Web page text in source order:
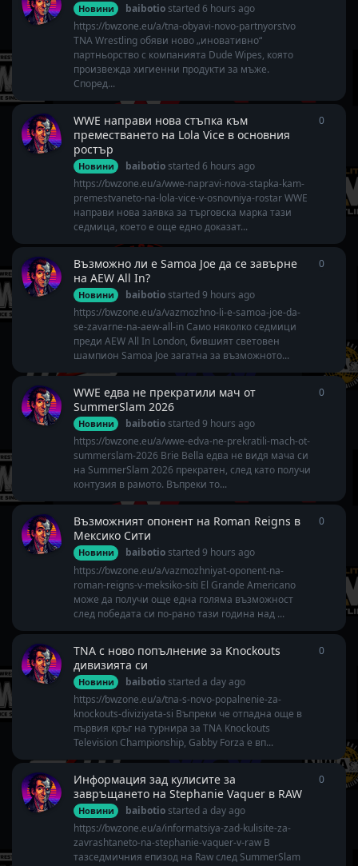
Новини baibotiostarted6 hours ago
https://bwzone.eu/a/tna-obyavi-novo-partnyorstvo
TNA Wrestling обяви ново „иновативно“
партньорство с компанията Dude Wipes, която
произвежда хигиенни продукти за мъже.
Според...
WWE направи нова стъпка към
преместването на Lola Vice в основния
ростър
Новини baibotiostarted6 hours ago
https://bwzone.eu/a/wwe-napravi-nova-stapka-kam-
premestvaneto-na-lola-vice-v-osnovniya-rostar WWE
направи нова заявка за търговска марка тази
седмица, което е още едно доказат...
0
Възможно ли е Samoa Joe да се завърне
на AEW All In?
Новини baibotiostarted9 hours ago
https://bwzone.eu/a/vazmozhno-li-e-samoa-joe-da-
se-zavarne-na-aew-all-in Само няколко седмици
преди AEW All In London, бившият световен
шампион Samoa Joe загатна за възможното...
0
WWE едва не прекратили мач от
SummerSlam 2026
Новини baibotiostarted9 hours ago
https://bwzone.eu/a/wwe-edva-ne-prekratili-mach-ot-
summerslam-2026 Brie Bella едва не видя мача си
на SummerSlam 2026 прекратен, след като получи
контузия в рамото. Въпреки то...
0
Възможният опонент на Roman Reigns в
Мексико Сити
Новини baibotiostarted9 hours ago
https://bwzone.eu/a/vazmozhniyat-oponent-na-
roman-reigns-v-meksiko-siti El Grande Americano
може да получи още една голяма възможност
след победата си по-рано тази година над ...
0
TNA с ново попълнение за Knockouts
дивизията си
Новини baibotiostarteda day ago
https://bwzone.eu/a/tna-s-novo-popalnenie-za-
knockouts-diviziyata-si Въпреки че отпадна още в
първия кръг на турнира за TNA Knockouts
Television Championship, Gabby Forza е вп...
0
Информация зад кулисите за
завръщането на Stephanie Vaquer в RAW
Новини baibotiostarteda day ago
https://bwzone.eu/a/informatsiya-zad-kulisite-za-
zavrashtaneto-na-stephanie-vaquer-v-raw В
тазседмичния епизод на Raw след SummerSlam
0